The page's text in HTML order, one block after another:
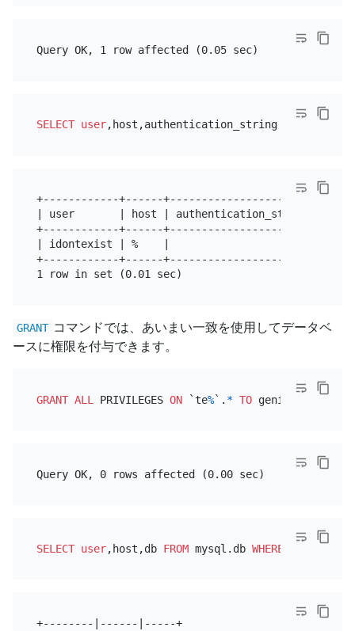
SELECT user,host,authentication_string
+------------+------+-----------------------+
| user       | host | authentication_string |
+------------+------+-----------------------+
| idontexist | %    |                       |
+------------+------+-----------------------+
GRANT コマンドでは、あいまい一致を使用してデータベ
ースに権限を付与できます。
GRANT ALL PRIVILEGES ON `te%`. * TO
SELECT user,host,db FROM mysql.db WHERE
+--------|------|-----+